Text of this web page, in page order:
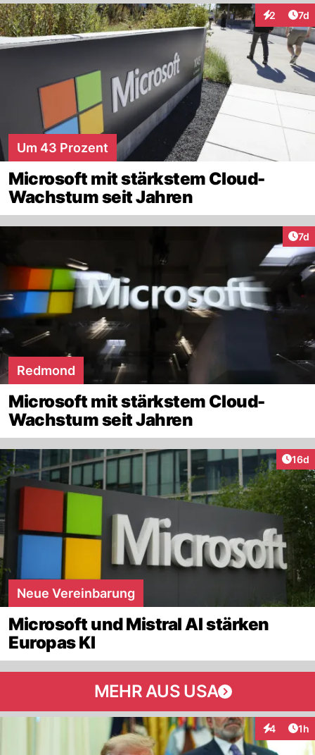
2 7d
Um 43 Prozent
Microsoft mit stärkstem Cloud-
Wachstum seit Jahren
7d
Redmond
Microsoft mit stärkstem Cloud-
Wachstum seit Jahren
16d
Neue Vereinbarung
Microsoft und Mistral AI stärken
Europas KI
MEHR AUS USA
4 1h